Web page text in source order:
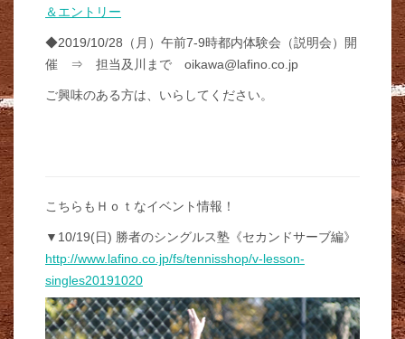
＆エントリー
◆2019/10/28（月）午前7-9時都内体験会（説明会）開
催 ⇒ 担当及川まで oikawa@lafino.co.jp
ご興味のある方は、いらしてください。
こちらもＨｏｔなイベント情報！
▼10/19(日) 勝者のシングルス塾《セカンドサーブ編》
http://www.lafino.co.jp/fs/tennisshop/v-lesson-
singles20191020